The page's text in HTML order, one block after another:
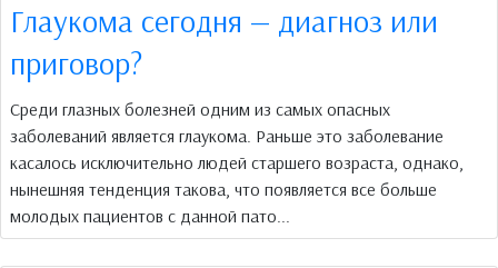
Глаукома сегодня — диагноз или
приговор?
Среди глазных болезней одним из самых опасных
заболеваний является глаукома. Раньше это заболевание
касалось исключительно людей старшего возраста, однако,
нынешняя тенденция такова, что появляется все больше
молодых пациентов с данной пато...